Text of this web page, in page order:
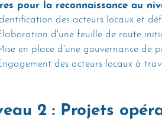
pour la reconnaissance au
des acteurs locaux et
d'une feuille de route
en place d'une gouvernance de
des acteurs locaux à
2 : Projets